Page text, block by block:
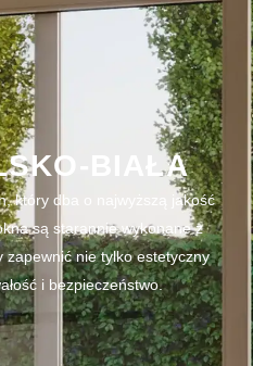
BIAŁA
który dba o najwyższą jakość
są starannie wykonane z
zapewnić nie tylko estetyczny
i bezpieczeństwo.